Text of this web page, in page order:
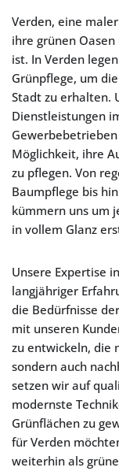
Verden, eine
ihre grünen
ist. In Verden
Grünpflege, um
Stadt zu erhalten.
Dienstleistungen
Möglichkeit, ihre
zu pflegen. Von
Baumpflege bis
kümmern uns um
in vollem Glanz
Unsere Expertise
langjähriger
die Bedürfnisse
mit unseren
zu entwickeln, die
sondern auch
setzen wir auf
modernste
Grünflächen zu
für Verden
weiterhin als